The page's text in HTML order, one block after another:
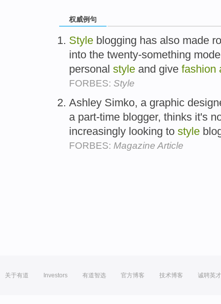
权威例句
Style blogging has also made
into the twenty-something
personal style and give fashion
FORBES: Style
Ashley Simko, a graphic
a part-time blogger, thinks it's
increasingly looking to style
FORBES: Magazine Article
关于有道 Investors 有道智选 官方博客 技术博客 诚聘英才